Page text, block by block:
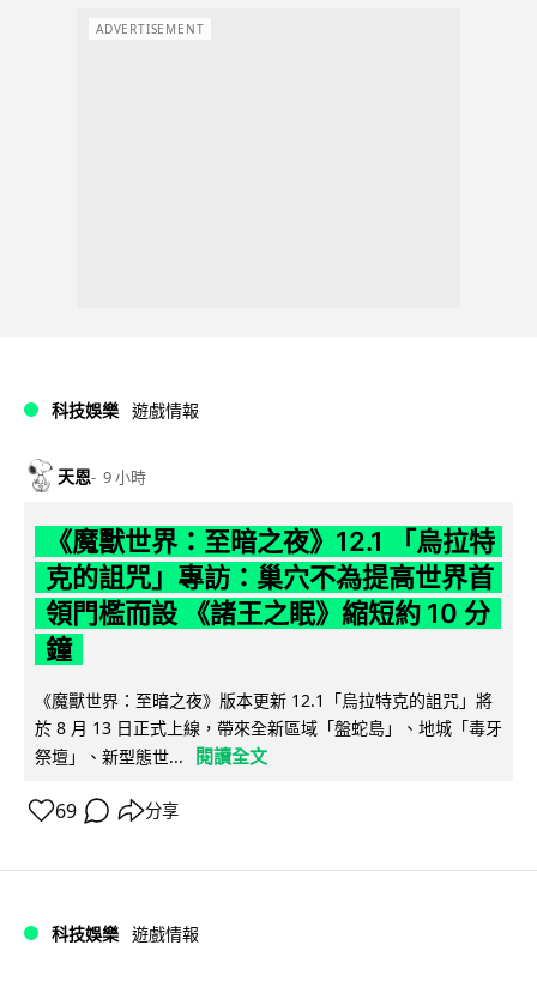
ADVERTISEMENT
科技娛樂 遊戲情報
天恩 9 小時
《魔獸世界：至暗之夜》12.1 「烏拉特
克的詛咒」專訪：巢穴不為提高世界首
領門檻而設 《諸王之眠》縮短約 10 分
鐘
《魔獸世界：至暗之夜》版本更新 12.1「烏拉特克的詛咒」將
於 8 月 13 日正式上線，帶來全新區域「盤蛇島」、地城「毒牙
祭壇」、新型態世...
閱讀全文
69 分享
科技娛樂 遊戲情報